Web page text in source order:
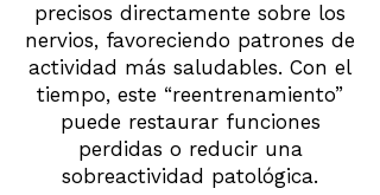
precisos directamente sobre los
nervios, favoreciendo patrones de
actividad más saludables. Con el
tiempo, este “reentrenamiento”
puede restaurar funciones
perdidas o reducir una
sobreactividad patológica.